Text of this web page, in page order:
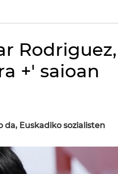
Rodriguez,
+' saioan
Euskadiko sozialisten